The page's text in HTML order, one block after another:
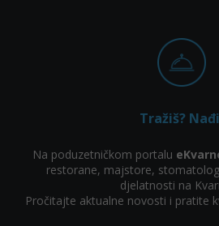
Tražiš?
Na poduzetničkom portalu
restorane, majstore,
djelatnosti na
Pročitajte aktualne novosti i pratite